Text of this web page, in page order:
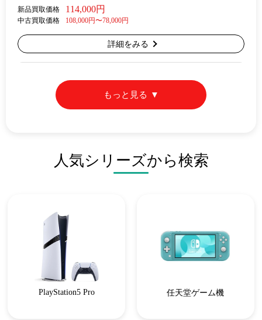
新品買取価格 114,000円
中古買取価格 108,000円〜78,000円
詳細をみる
もっと見る
人気シリーズから検索
PlayStation5 Pro 任天堂ゲーム機